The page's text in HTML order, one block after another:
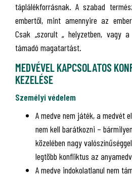
táplálékforrásnak.A szabad
embertől, mint amennyire az
Csak „szorult „ helyzetben, vagy
támadó magatartást.
MEDVÉVEL KAPCSOLATOS
KEZELÉSE
Személyi védelem
A medve nem játék, a medvét
nem kell barátkozni –
közelében nagy
legtöbb konfliktus az
A medve indokolatlanul nem